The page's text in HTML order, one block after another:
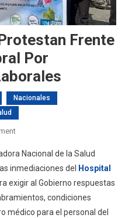
Frente
Por
Nacionales
On
De
Salud
Protestan
Frente
Al
Nacional de la Salud
inmediaciones del
Hospital
exigir al Gobierno respuestas
condiciones
médico para el personal del